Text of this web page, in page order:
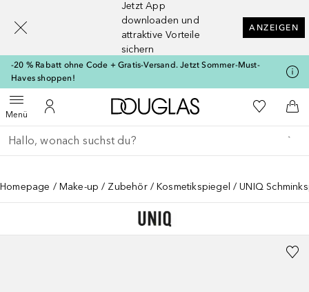
Jetzt App
downloaden und
attraktive Vorteile
sichern
ANZEIGEN
-20 % Rabatt ohne Code + Gratis-Versand. Jetzt Sommer-Must-
Haves shoppen!
MenüMenü öffnenZu Meinem Kundenkonto
Zur Douglas Startseite
Zu Meiner
Gehe zurück
Suche ausführen
Homepage Make-up Zubehör Kosmetikspiegel UNIQ
[navigation.slideout.screenreader]